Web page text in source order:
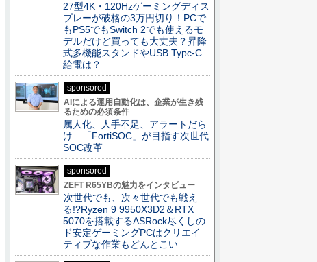
27型4K・120Hzゲーミングディス
プレーが破格の3万円切り！PCで
もPS5でもSwitch 2でも使えるモ
デルだけど買っても大丈夫？昇降
式多機能スタンドやUSB Typc-C
給電は？
sponsored
AIによる運用自動化は、企業が生き残
るための必須条件
属人化、人手不足、アラートだら
け 「FortiSOC」が目指す次世代
SOC改革
sponsored
ZEFT R65YBの魅力をインタビュー
次世代でも、次々世代でも戦え
る!?Ryzen 9 9950X3D2＆RTX
5070を搭載するASRock尽くしの
ド安定ゲーミングPCはクリエイ
ティブな作業もどんとこい